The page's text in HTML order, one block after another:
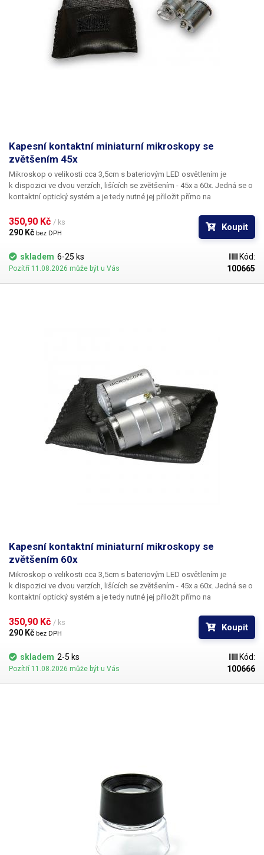
zkrácena na cca 15-20cm. Pro nabíjení brýlí můžete využít jakýkoliv USB
adaptér s výkonem alespoň 5W. Součástí balení není nabíjecí kabel ani
USB adaptér, avšak obojí můžete nakoupit na našem e-shopu ZDE.
Brýle, sada čoček + pouzdro
Kapesní kontaktní miniaturní mikroskopy se
zvětšením 45x
Mikroskop o velikosti cca 3,5cm s bateriovým LED osvětlením je
k dispozici ve dvou verzích, lišících se zvětšením - 45x a 60x. Jedná se o
kontaktní optický systém a je tedy nutné jej přiložit přímo na
zkoumání bankovek a mincí ale jsou velmi vhodné např. i pro zjišťování
závad na plošných spojích mobilních telefonů.
350,90 Kč / ks
290 Kč bez DPH
Koupit
skladem 6-25 ks
Pozítří 11.08.2026 může být u Vás
Kód:
100665
Kapesní kontaktní miniaturní mikroskopy se
zvětšením 60x
Mikroskop o velikosti cca 3,5cm s bateriovým LED osvětlením je
k dispozici ve dvou verzích, lišících se zvětšením - 45x a 60x. Jedná se o
kontaktní optický systém a je tedy nutné jej přiložit přímo na
zkoumání bankovek a mincí ale jsou velmi vhodné např. i pro zjišťování
závad na plošných spojích mobilních telefonů.
350,90 Kč / ks
290 Kč bez DPH
Koupit
skladem 2-5 ks
Pozítří 11.08.2026 může být u Vás
Kód:
100666